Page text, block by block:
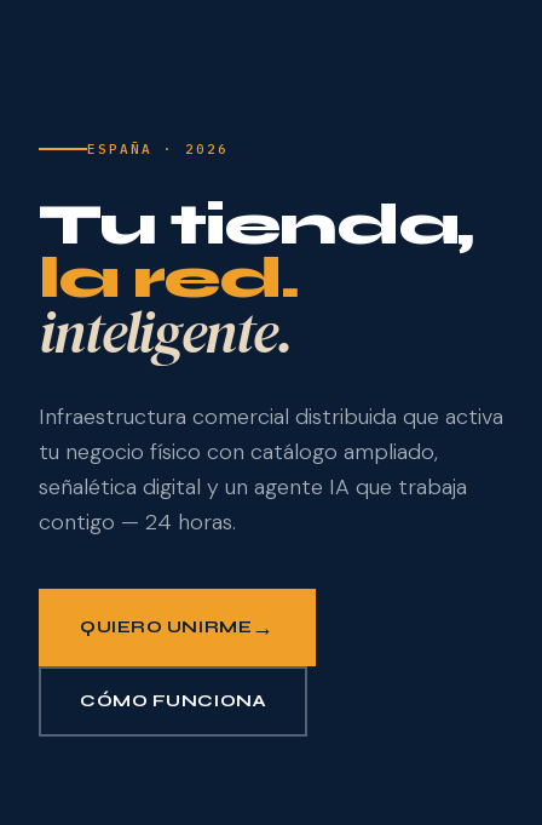
ESPAÑA · 2026
Tu tienda,
la red.
inteligente.
Infraestructura comercial distribuida que activa
tu negocio físico con catálogo ampliado,
señalética digital y un agente IA que trabaja
contigo — 24 horas.
QUIERO UNIRME →
CÓMO FUNCIONA